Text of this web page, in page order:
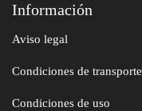
Información
Aviso legal
Condiciones de transporte
Condiciones de uso